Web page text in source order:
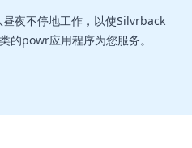
夜不停地工作，以使Silvrback
powr应用程序为您服务。